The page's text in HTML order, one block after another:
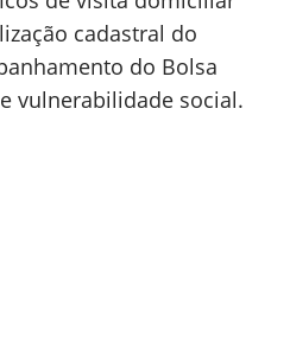
cadastral do
do Bolsa
vulnerabilidade social.